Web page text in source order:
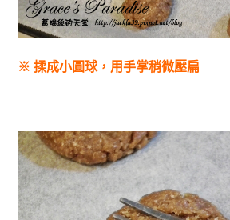
※ 揉成小圓球，用手掌稍微壓扁